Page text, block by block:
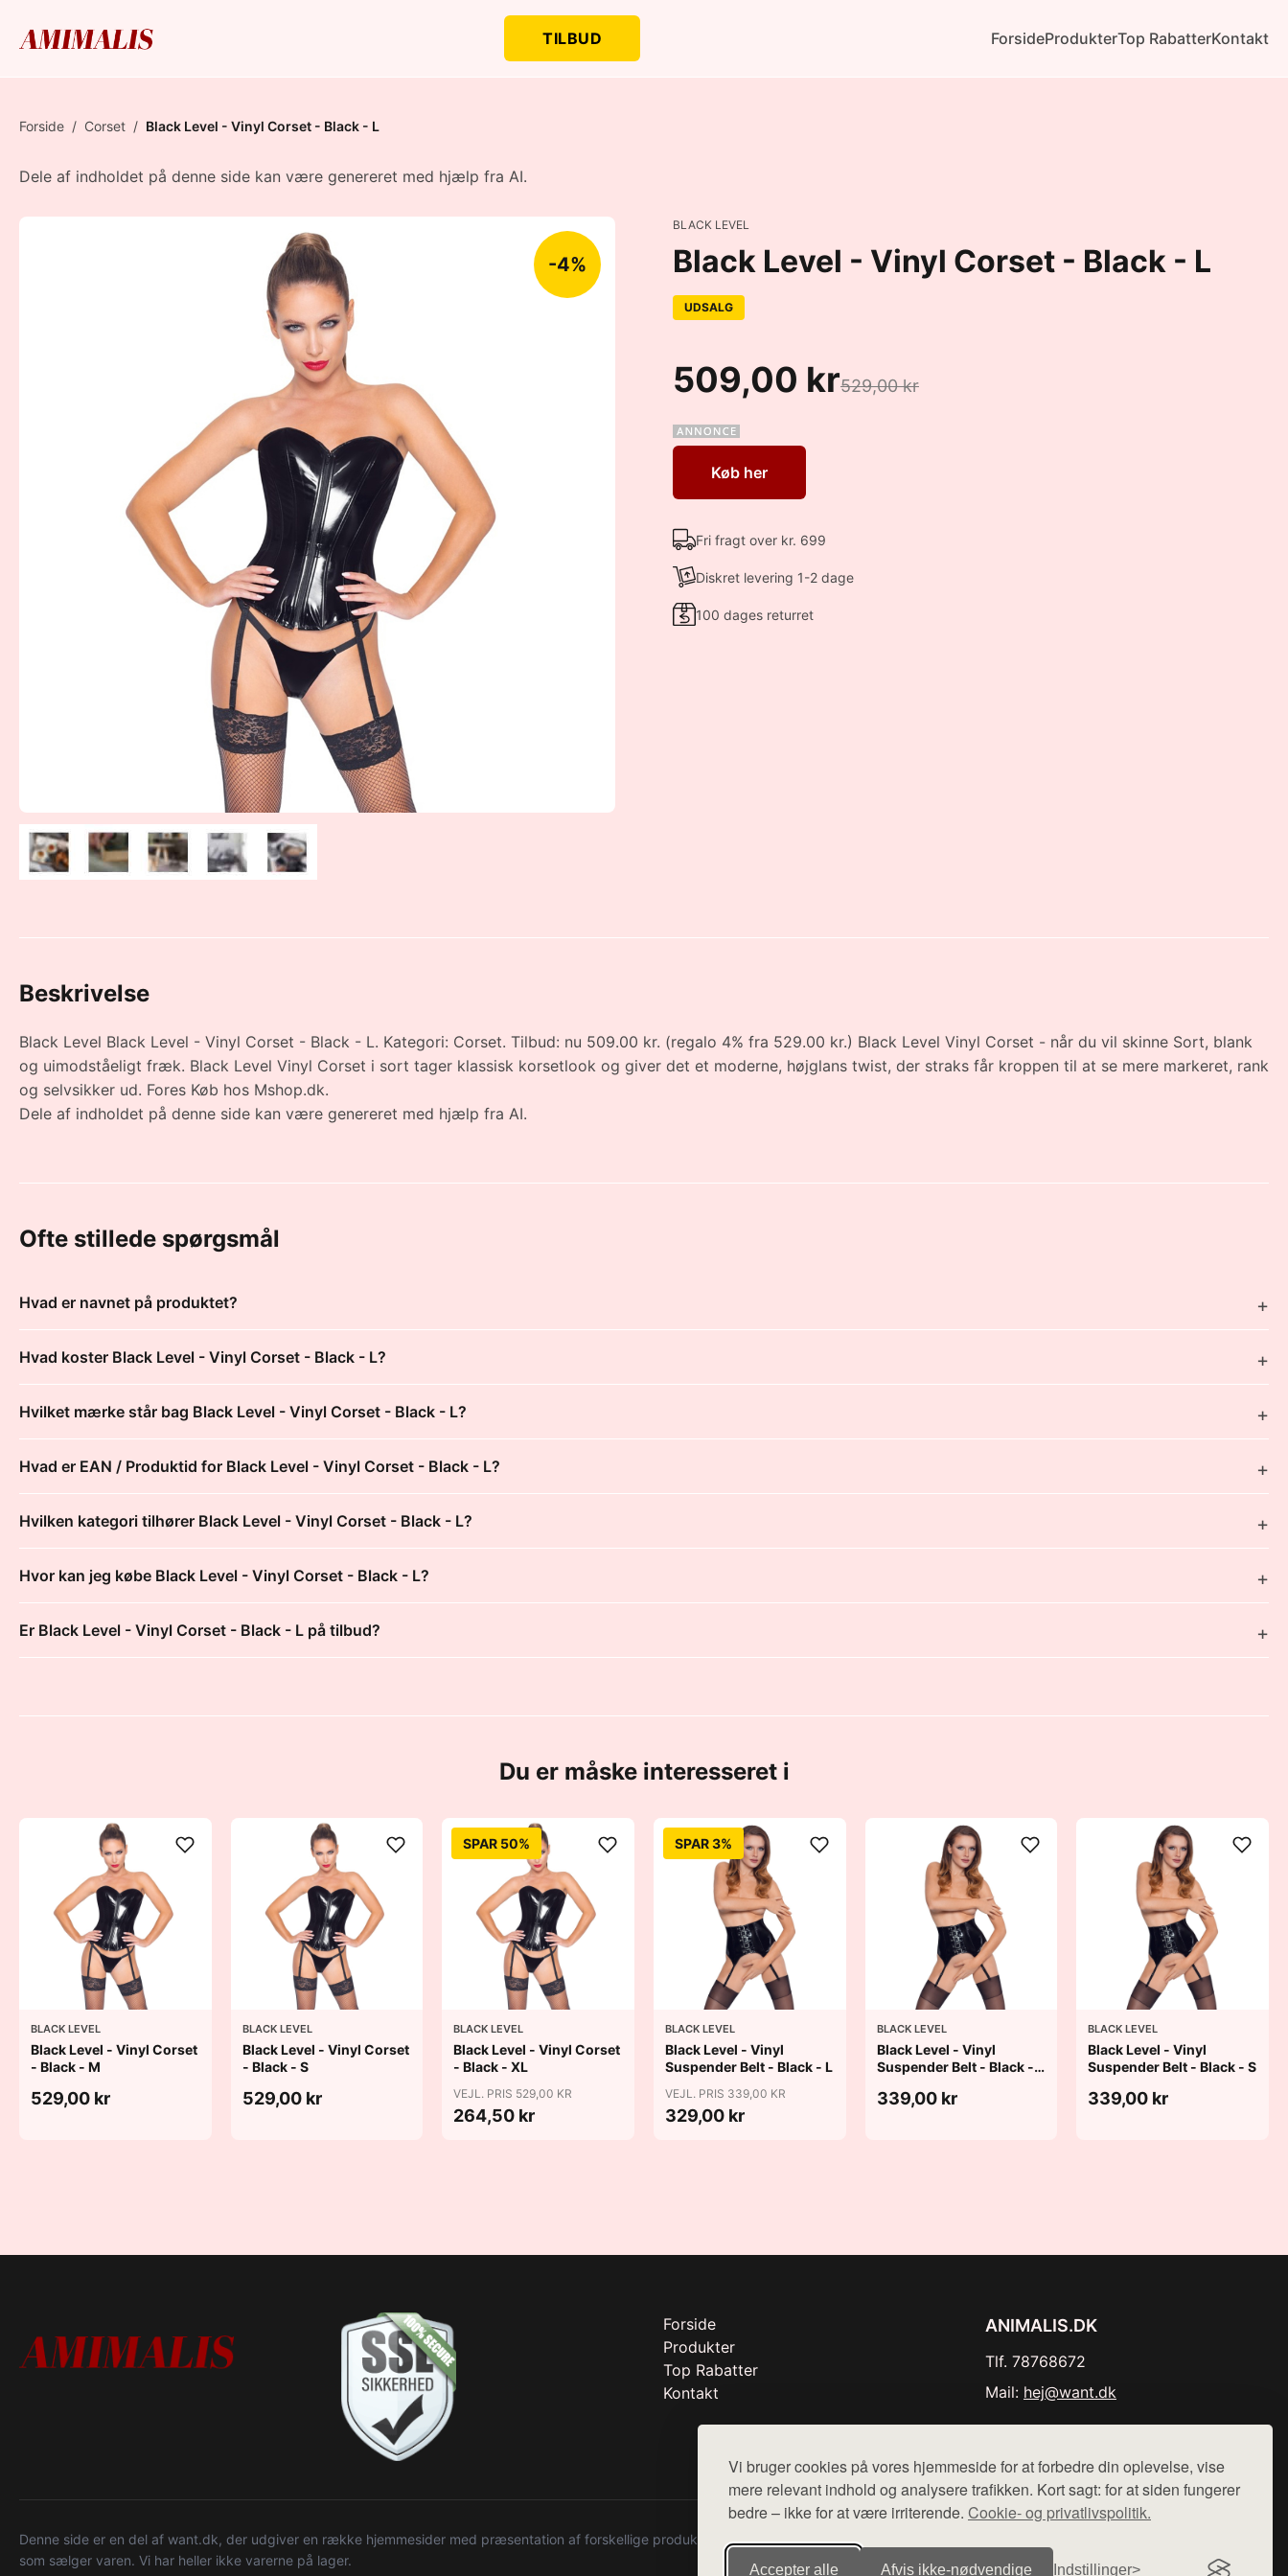
Vi bruger cookies på vores hjemmeside for at forbedre din oplevelse, vise
mere relevant indhold og analysere trafikken. Kort sagt: for at siden fungerer
bedre – ikke for at være irriterende. Cookie- og privatlivspolitik.
Accepter alle Afvis ikke‑nødvendige Indstillinger
TILBUD ForsideProdukterTop RabatterKontakt
Forside / Corset / Black Level - Vinyl Corset - Black - L
Dele af indholdet på denne side kan være genereret med hjælp fra AI.
-4%
BLACK LEVEL
Black Level - Vinyl Corset - Black - L
UDSALG
509,00 kr529,00 kr
Køb her
Fri fragt over kr. 699
Diskret levering 1-2 dage
100 dages returret
Beskrivelse
Black Level Black Level - Vinyl Corset - Black - L. Kategori: Corset. Tilbud: nu 509.00 kr. (regalo 4% fra 529.00 kr.) Black Level Vinyl Corset - når du vil skinne Sort, blank
og uimodståeligt fræk. Black Level Vinyl Corset i sort tager klassisk korsetlook og giver det et moderne, højglans twist, der straks får kroppen til at se mere markeret, rank
og selvsikker ud. Fores Køb hos Mshop.dk.
Dele af indholdet på denne side kan være genereret med hjælp fra AI.
Ofte stillede spørgsmål
Hvad er navnet på produktet?
Hvad koster Black Level - Vinyl Corset - Black - L?
Hvilket mærke står bag Black Level - Vinyl Corset - Black - L?
Hvad er EAN / Produktid for Black Level - Vinyl Corset - Black - L?
Hvilken kategori tilhører Black Level - Vinyl Corset - Black - L?
Hvor kan jeg købe Black Level - Vinyl Corset - Black - L?
Er Black Level - Vinyl Corset - Black - L på tilbud?
Du er måske interesseret i
BLACK LEVEL
Black Level - Vinyl Corset
- Black - M
529,00 kr
BLACK LEVEL
Black Level - Vinyl Corset
- Black - S
529,00 kr
SPAR 50%
BLACK LEVEL
Black Level - Vinyl Corset
- Black - XL
VEJL. PRIS 529,00 KR
264,50 kr
SPAR 3%
BLACK LEVEL
Black Level - Vinyl
Suspender Belt - Black - L
VEJL. PRIS 339,00 KR
329,00 kr
BLACK LEVEL
Black Level - Vinyl
Suspender Belt - Black -
339,00 kr
BLACK LEVEL
Black Level - Vinyl
Suspender Belt - Black - S
339,00 kr
Forside
Produkter
Top Rabatter
Kontakt
ANIMALIS.DK
Tlf. 78768672
Mail: hej@want.dk
Denne side er en del af want.dk, der udgiver en række hjemmesider med præsentation af forskellige produkter fra diverse webshops. Der sælges ikke varer fra denne side - vi henviser til de shops,
som sælger varen. Vi har heller ikke varerne på lager.